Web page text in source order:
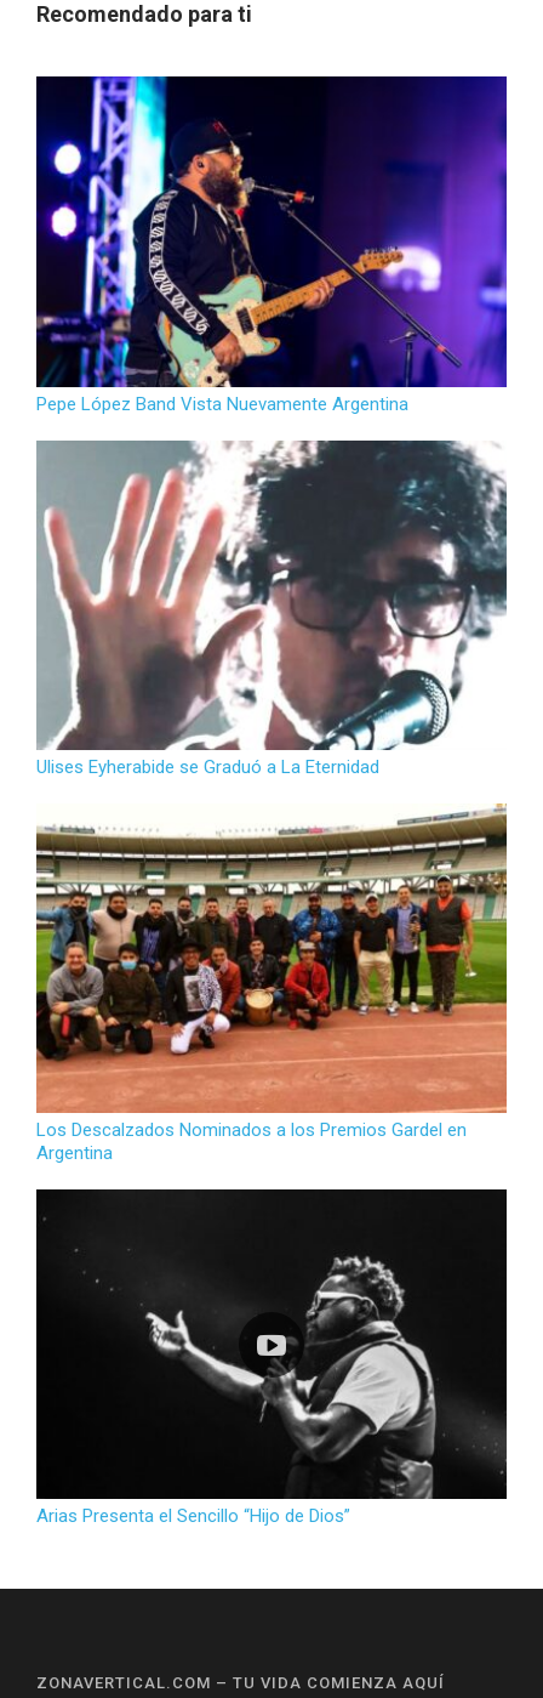
Recomendado para ti
Pepe López Band Vista Nuevamente Argentina
Ulises Eyherabide se Graduó a La Eternidad
Los Descalzados Nominados a los Premios Gardel en
Argentina
Arias Presenta el Sencillo “Hijo de Dios”
ZONAVERTICAL.COM – TU VIDA COMIENZA AQUÍ